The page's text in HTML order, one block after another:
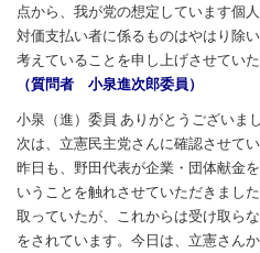
点から、我が党の想定しています個
対価支払い者に係るものはやはり除
考えていることを申し上げさせてい
（質問者 小泉進次郎委員）
小泉（進）委員 ありがとうございまし
次は、立憲民主党さんに確認させて
昨日も、野田代表が企業・団体献金
いうことを触れさせていただきまし
取っていたが、これからは受け取ら
をされています。今日は、立憲さん